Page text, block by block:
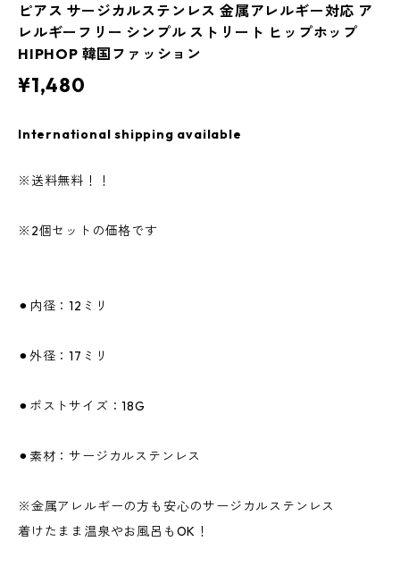
ピアス サージカルステンレス 金属アレルギー対応 ア
レルギーフリー シンプル ストリート ヒップホップ
HIPHOP 韓国ファッション
¥1,480
International shipping available
※送料無料！！
※2個セットの価格です
⚫︎内径：12ミリ
⚫︎外径：17ミリ
⚫︎ポストサイズ：18G
⚫︎素材：サージカルステンレス
※金属アレルギーの方も安心のサージカルステンレス
着けたまま温泉やお風呂もOK！